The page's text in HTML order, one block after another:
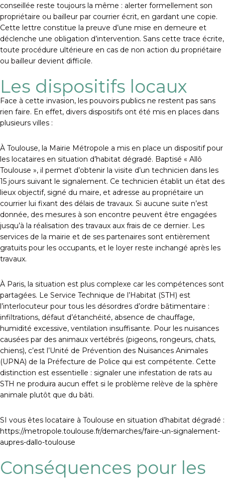
conseillée reste toujours la même : alerter formellement son
propriétaire ou bailleur par courrier écrit, en gardant une copie.
Cette lettre constitue la preuve d’une mise en demeure et
déclenche une obligation d’intervention. Sans cette trace écrite,
toute procédure ultérieure en cas de non action du propriétaire
ou bailleur devient difficile.
Les dispositifs locaux
Face à cette invasion, les pouvoirs publics ne restent pas sans
rien faire. En effet, divers dispositifs ont été mis en places dans
plusieurs villes :
À Toulouse, la Mairie Métropole a mis en place un dispositif pour
les locataires en situation d’habitat dégradé. Baptisé « Allô
Toulouse », il permet d’obtenir la visite d’un technicien dans les
15 jours suivant le signalement. Ce technicien établit un état des
lieux objectif, signé du maire, et adresse au propriétaire un
courrier lui fixant des délais de travaux. Si aucune suite n’est
donnée, des mesures à son encontre peuvent être engagées
jusqu’à la réalisation des travaux aux frais de ce dernier. Les
services de la mairie et de ses partenaires sont entièrement
gratuits pour les occupants, et le loyer reste inchangé après les
travaux.
À Paris, la situation est plus complexe car les compétences sont
partagées. Le Service Technique de l’Habitat (STH) est
l’interlocuteur pour tous les désordres d’ordre bâtimentaire :
infiltrations, défaut d’étanchéité, absence de chauffage,
humidité excessive, ventilation insuffisante. Pour les nuisances
causées par des animaux vertébrés (pigeons, rongeurs, chats,
chiens), c’est l’Unité de Prévention des Nuisances Animales
(UPNA) de la Préfecture de Police qui est compétente. Cette
distinction est essentielle : signaler une infestation de rats au
STH ne produira aucun effet si le problème relève de la sphère
animale plutôt que du bâti.
SI vous êtes locataire à Toulouse en situation d’habitat dégradé :
https://metropole.toulouse.fr/demarches/faire-un-signalement-
aupres-dallo-toulouse
Conséquences pour les